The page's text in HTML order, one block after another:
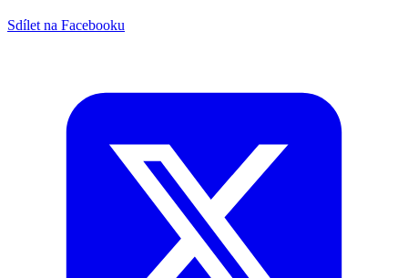
Sdílet na Facebooku